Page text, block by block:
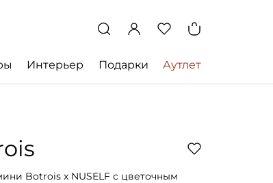
Интерьер Подарки Аутлет
Botrois x NUSELF с цветочным